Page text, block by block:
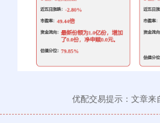
优配交易提示：文章来